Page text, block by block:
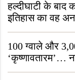
हल्दीघाटी के बाद
इतिहास का वह
जीवित है
100 ग्वाले और
‘कृष्णावतारम’…
“ऐसा तो सिर्फ़